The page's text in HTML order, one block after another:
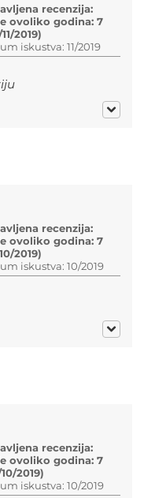
recenzija:
ovoliko godina: 7
2019)
iskustva: 11/2019
recenzija:
ovoliko godina: 7
2019)
iskustva: 10/2019
recenzija:
ovoliko godina: 7
2019)
iskustva: 10/2019